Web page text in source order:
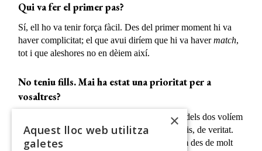
Qui va fer el primer pas?
Sí, ell ho va tenir força fàcil. Des del primer moment hi va
haver complicitat; el que avui diríem que hi va havermatch,
tot i que aleshores no en dèiem així.
No teniu fills. Mai ha estat una prioritat per a
vosaltres?
Precisament per això estem junts: perquè cap dels dos volíem
ser pares. En canvi, som uns tiets extraordinaris, de veritat.
Entre tots dos tenim disset nebots, i ja ho érem des de molt
×
Aquest lloc web utilitza
galetes